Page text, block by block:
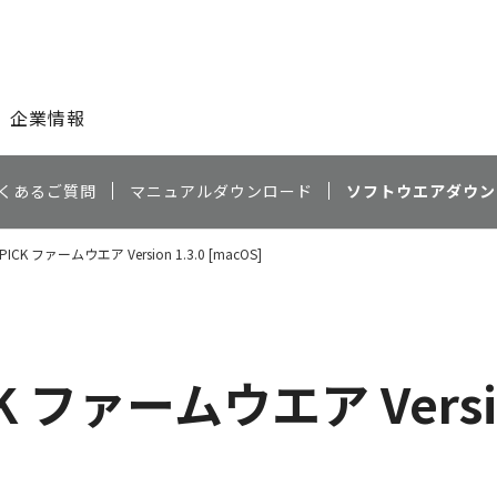
企業情報
あるご質問 マニュアルダウンロード ソフトウエアダウ
ファームウエア Version 1.3.0 [macOS]
ァームウエア